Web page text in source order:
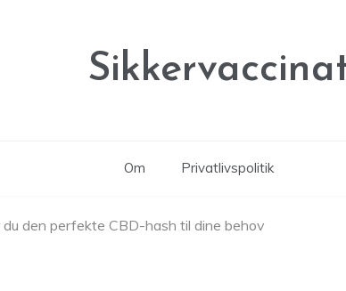
Om Privatlivspolitik
den perfekte CBD-hash til dine behov